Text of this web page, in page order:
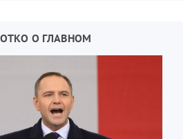
О ГЛАВНОМ